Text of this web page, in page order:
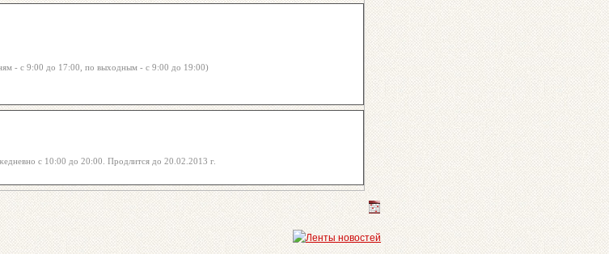
- с 9:00 до 17:00, по выходным - с 9:00 до 19:00)
с 10:00 до 20:00. Продлится до 20.02.2013 г.